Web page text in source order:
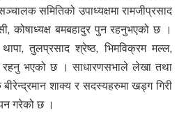
समितिको उपाध्यक्षमा रामजीप्रसाद
कोषाध्यक्ष बमबहादुर पुन रहनुभएको छ ।
तुलप्रसाद श्रेष्ठ, भिमविक्रम मल्ल,
रहनु भएको छ । साधारणसभाले लेखा तथा
शाक्य र सदस्यहरुमा खड्ग गिरी
गरेको छ ।